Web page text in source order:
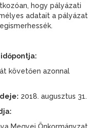
hogy pályázati
adatait a pályázat
követően azonnal
2018. augusztus 31.